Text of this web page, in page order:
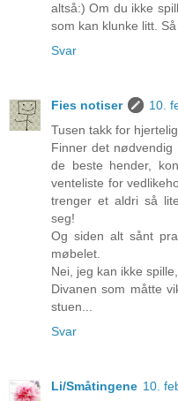
altså:) Om du ikke
som kan klunke litt.
Svar
Fies notiser
10.
Tusen takk for
Finner det
de beste hender,
venteliste for
trenger et aldri så
seg!
Og siden alt sånt
møbelet.
Nei, jeg kan ikke
Divanen som måtte
stuen...
Svar
Li/Småtingene 10.